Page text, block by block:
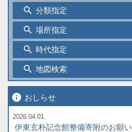
search 分類指定
search 場所指定
search 時代指定
search 地図検索
info おしらせ
2026.04.01.
伊東玄朴記念館整備寄附のお願い